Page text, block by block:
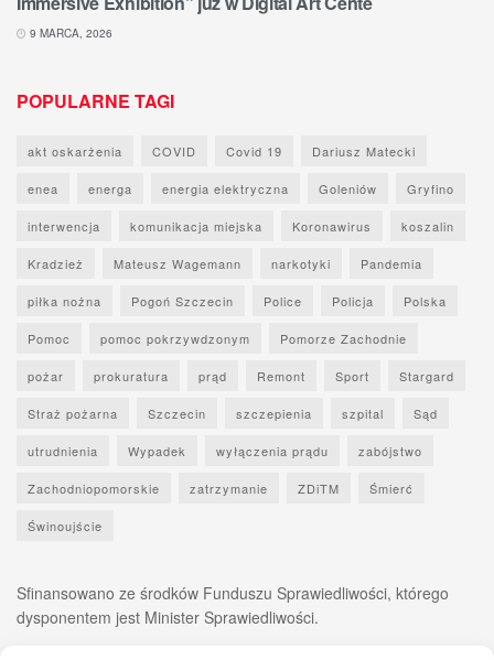
9 MARCA, 2026
POPULARNE TAGI
akt oskarżenia COVID Covid 19 Dariusz Matecki
enea energa energia elektryczna Goleniów Gryfino
interwencja komunikacja miejska Koronawirus koszalin
Kradzież Mateusz Wagemann narkotyki Pandemia
piłka nożna Pogoń Szczecin Police Policja Polska
Pomoc pomoc pokrzywdzonym Pomorze Zachodnie
pożar prokuratura prąd Remont Sport Stargard
Straż pożarna Szczecin szczepienia szpital Sąd
utrudnienia Wypadek wyłączenia prądu zabójstwo
Zachodniopomorskie zatrzymanie ZDiTM Śmierć
Świnoujście
Sfinansowano ze środków Funduszu Sprawiedliwości, którego
dysponentem jest Minister Sprawiedliwości.